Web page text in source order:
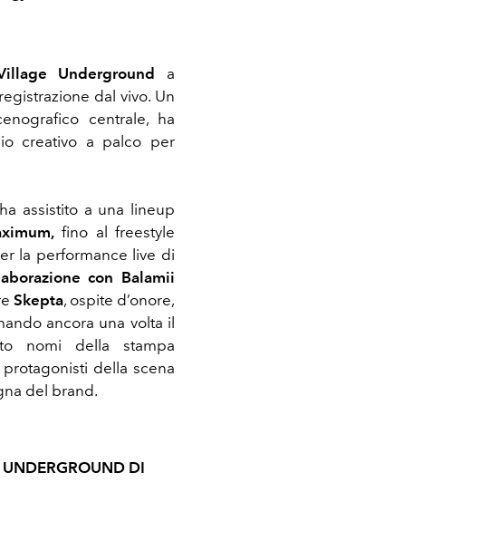
Underground a
dal vivo. Un
centrale, ha
creativo a palco per
assistito a una lineup
fino al freestyle
la performance live di
con Balamii
Skepta, ospite d’onore,
ancora una volta il
nomi della stampa
della scena
del brand.
DI